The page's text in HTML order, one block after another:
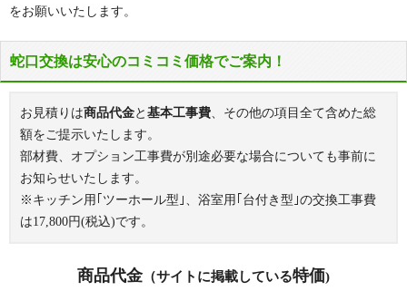
オーベル川口並木サウシア
オハナ東川口 カーサM's
ガーデングラス川口中青木 ガーデンヒルズ鳩ヶ谷
公園
上青木西ブローデン青木町公園
川口飯塚ローヤルコーポ
川口クオリティフォート
川口サニーコート 川口ステーションフロント
川口ティーブルー
川口ハイデンス 川口弥平パークホームズ
をお願いいたします。
蛇口交換は安心のコミコミ価格でご案内！
お見積りは商品代金と 基本工事費 、その他の項目全て含めた総
額をご提示いたします。
部材費、オプション工事費が別途必要な場合についても事前に
お知らせいたします。
※キッチン用｢ツーホール型｣、浴室用｢台付き型｣の交換工事費
は17,800円(税込)です。
商品代金（サイトに掲載している特価)